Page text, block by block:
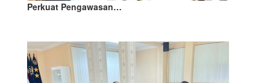
Perkuat Pengawasan…